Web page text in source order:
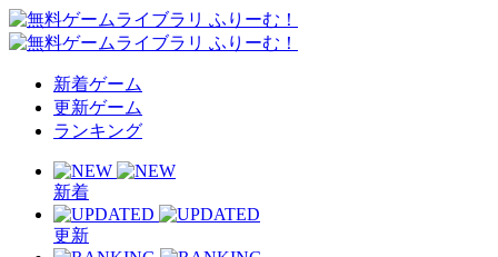
新着ゲーム
更新ゲーム
ランキング
新着
更新